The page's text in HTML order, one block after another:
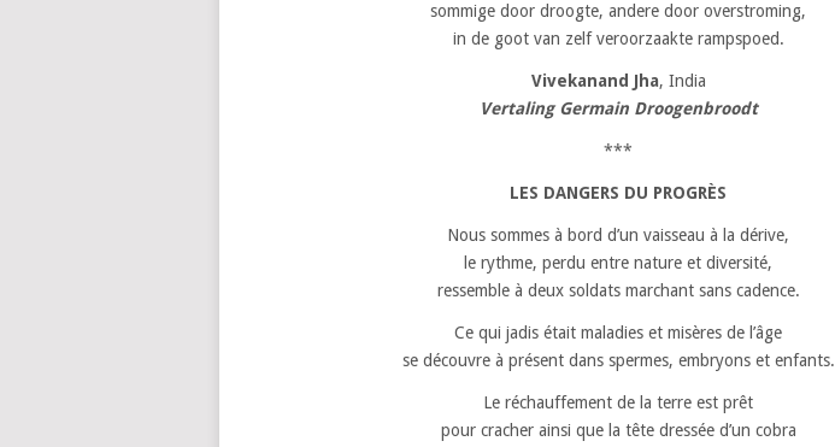
sommige door droogte, andere door overstroming,
in de goot van zelf veroorzaakte rampspoed.
Vivekanand Jha, India
Vertaling Germain Droogenbroodt
***
LES DANGERS DU PROGRÈS
Nous sommes à bord d’un vaisseau à la dérive,
le rythme, perdu entre nature et diversité,
ressemble à deux soldats marchant sans cadence.
Ce qui jadis était maladies et misères de l’âge
se découvre à présent dans spermes, embryons et enfants.
Le réchauffement de la terre est prêt
pour cracher ainsi que la tête dressée d’un cobra